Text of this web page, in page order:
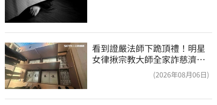
看到證嚴法師下跪頂禮！明星
女律揪宗教大師全家詐慈濟…
(2026年08月06日)